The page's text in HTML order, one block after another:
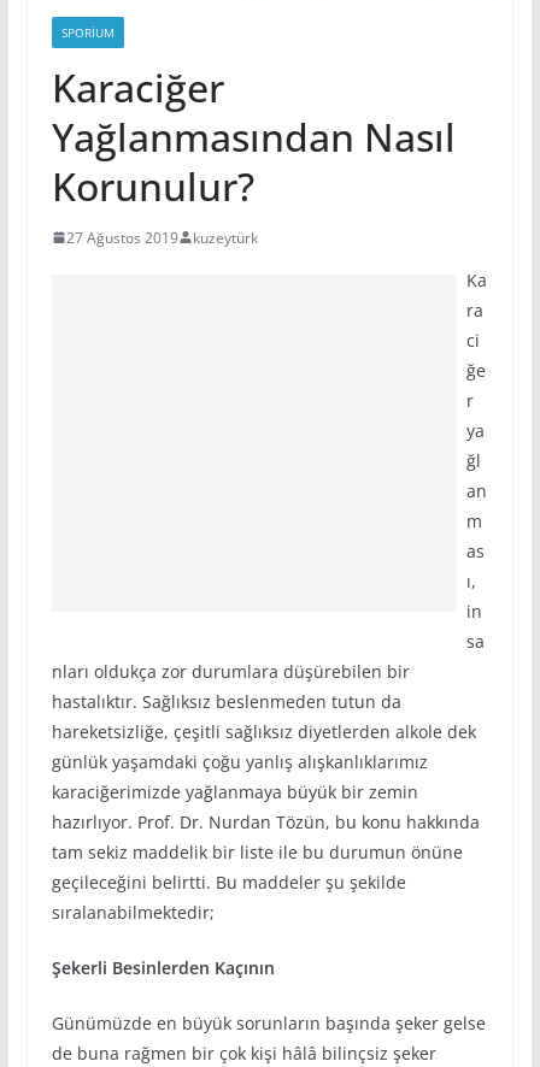
SPORIUM
Karaciğer
Yağlanmasından Nasıl
Korunulur?
27 Ağustos 2019 kuzeytürk
Ka
ra
ci
ğe
r
ya
ğl
an
m
as
ı,
in
sa
nları oldukça zor durumlara düşürebilen bir
hastalıktır. Sağlıksız beslenmeden tutun da
hareketsizliğe, çeşitli sağlıksız diyetlerden alkole dek
günlük yaşamdaki çoğu yanlış alışkanlıklarımız
karaciğerimizde yağlanmaya büyük bir zemin
hazırlıyor. Prof. Dr. Nurdan Tözün, bu konu hakkında
tam sekiz maddelik bir liste ile bu durumun önüne
geçileceğini belirtti. Bu maddeler şu şekilde
sıralanabilmektedir;
Şekerli Besinlerden Kaçının
Günümüzde en büyük sorunların başında şeker gelse
de buna rağmen bir çok kişi hâlâ bilinçsiz şeker